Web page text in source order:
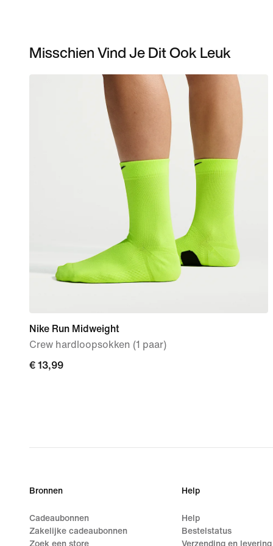
Misschien Vind Je Dit Ook Leuk
Nike Run Midweight
Crew hardloopsokken (1 paar)
€ 13,99
€ 13,99
Bronnen
Cadeaubonnen
Zakelijke cadeaubonnen
Zoek een store
Help
Help
Bestelstatus
Verzending en levering